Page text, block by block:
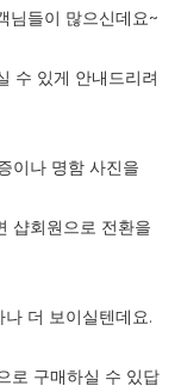
님들이 많으신데요~
수 있게 안내드리려
이나 명함 사진을
샵회원으로 전환을
더 보이실텐데요.
로 구매하실 수 있답